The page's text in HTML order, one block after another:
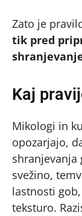
Zato je
tik pred
Kaj
Mikologi in
opozarjajo,
shranjevanja
svežino,
lastnosti
teksturo.